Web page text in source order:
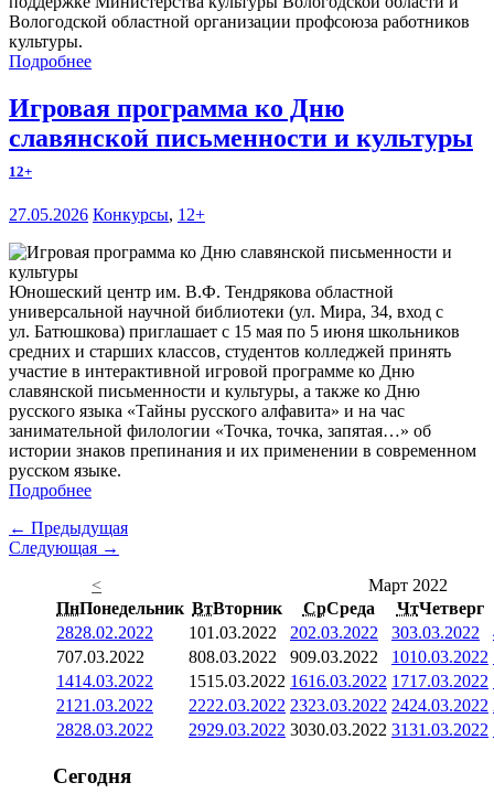
Вологодской областной организации профсоюза работников
культуры.
Подробнее
Игровая программа ко Дню
славянской письменности и культуры
12+
27.05.2026 Конкурсы, 12+
Юношеский центр им. В.Ф. Тендрякова областной
универсальной научной библиотеки (ул. Мира, 34, вход с
ул. Батюшкова) приглашает с 15 мая по 5 июня школьников
средних и старших классов, студентов колледжей принять
участие в интерактивной игровой программе ко Дню
славянской письменности и культуры, а также ко Дню
русского языка «Тайны русского алфавита» и на час
занимательной филологии «Точка, точка, запятая…» об
истории знаков препинания и их применении в современном
русском языке.
Подробнее
← Предыдущая
Следующая →
<
Март 2022
ПнПонедельник ВтВторник СрСреда ЧтЧетверг
2828.02.2022 101.03.2022 202.03.2022 303.03.2022
707.03.2022 808.03.2022 909.03.2022 1010.03.2022
1414.03.2022 1515.03.2022 1616.03.2022 1717.03.2022
21 21.03.2022 2222.03.2022 2323.03.2022 2424.03.2022
2828.03.2022 2929.03.2022 3030.03.2022 3131.03.2022
Сегодня